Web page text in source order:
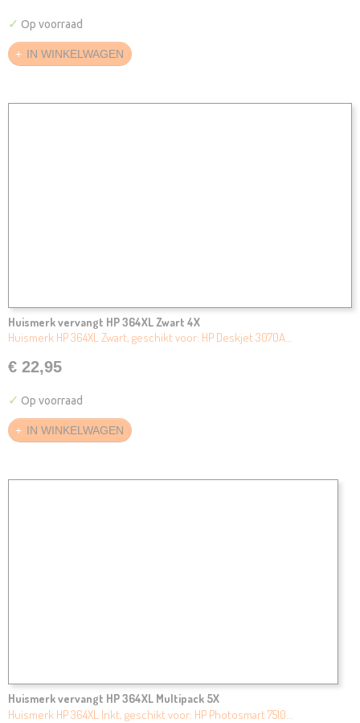
✓ Op voorraad
IN WINKELWAGEN
Huismerk vervangt HP 364XL Zwart 4X
Huismerk HP 364XL Zwart, geschikt voor: HP Deskjet 3070A…
€ 22,95
✓ Op voorraad
IN WINKELWAGEN
Huismerk vervangt HP 364XL Multipack 5X
Huismerk HP 364XL Inkt, geschikt voor: HP Photosmart 7510…